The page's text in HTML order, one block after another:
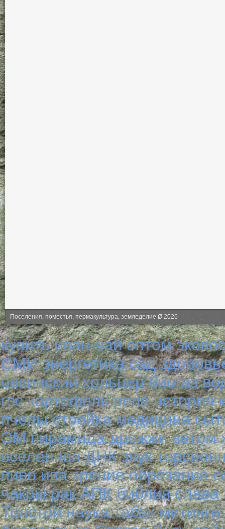
Поселения, поместья, пермакультура, земледелие Ø 2026
купить иван-чай оптом
СМИ энергетика сад
овсинский хольцер биогаз
гэс картофель репа история
пчелы стройка медицина
ЭМ пирамида дрожжи ветом
вселенная ДНК звук
пиво ива зрение обрезание
чакры рак АПК библия слава
Толстой наука табак митинги